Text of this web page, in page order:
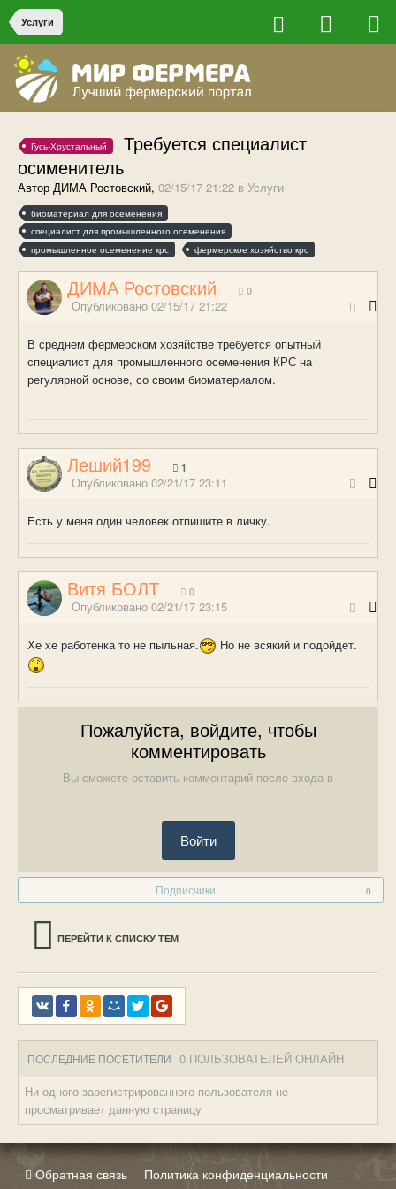
Услуги
Гусь-Хрустальный
Требуется специалист
осименитель
Автор ДИМА Ростовский, 02/15/17 21:22 в Услуги
биоматериал для осеменения
специалист для промышленного осеменения
промышленное осеменение крс
фермерское хозяйство крс
ДИМА Ростовский 0
Опубликовано 02/15/17 21:22
В среднем фермерском хозяйстве требуется опытный
специалист для промышленного осеменения КРС на
регулярной основе, со своим биоматериалом.
Леший199 1
Опубликовано 02/21/17 23:11
Есть у меня один человек отпишите в личку.
Витя БОЛТ 0
Опубликовано 02/21/17 23:15
Хе хе работенка то не пыльная. Но не всякий и подойдет.
Пожалуйста, войдите, чтобы
комментировать
Вы сможете оставить комментарий после входа в
Войти
Подписчики 0
ПЕРЕЙТИ К СПИСКУ ТЕМ
ПОСЛЕДНИЕ ПОСЕТИТЕЛИ 0 ПОЛЬЗОВАТЕЛЕЙ ОНЛАЙН
Ни одного зарегистрированного пользователя не
просматривает данную страницу
Обратная связь Политика конфиденциальности